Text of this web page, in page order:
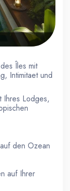
Îles mit
Intimitaet und
Ihres Lodges,
den Ozean
auf Ihrer